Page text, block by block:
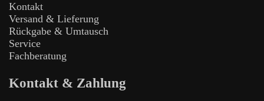
Kontakt
Versand & Lieferung
Rückgabe & Umtausch
Service
Fachberatung
Kontakt & Zahlung